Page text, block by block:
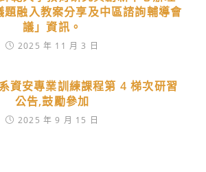
題融入教案分享及中區諮詢輔導會
議」資訊。
2025 年 11 月 3 日
資安專業訓練課程第 4 梯次研習
公告,鼓勵參加
2025 年 9 月 15 日